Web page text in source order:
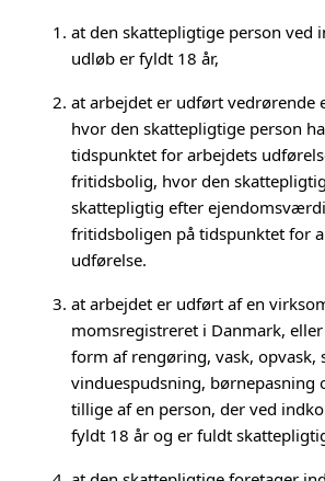
at den skattepligtige person ved
udløb er fyldt 18 år,
at arbejdet er udført vedrørende
hvor den skattepligtige person
tidspunktet for arbejdets
fritidsbolig, hvor den
skattepligtig efter
fritidsboligen på tidspunktet for
udførelse.
at arbejdet er udført af en
momsregistreret i Danmark,
form af rengøring, vask, opvask,
vinduespudsning, børnepasning
tillige af en person, der ved
fyldt 18 år og er fuldt